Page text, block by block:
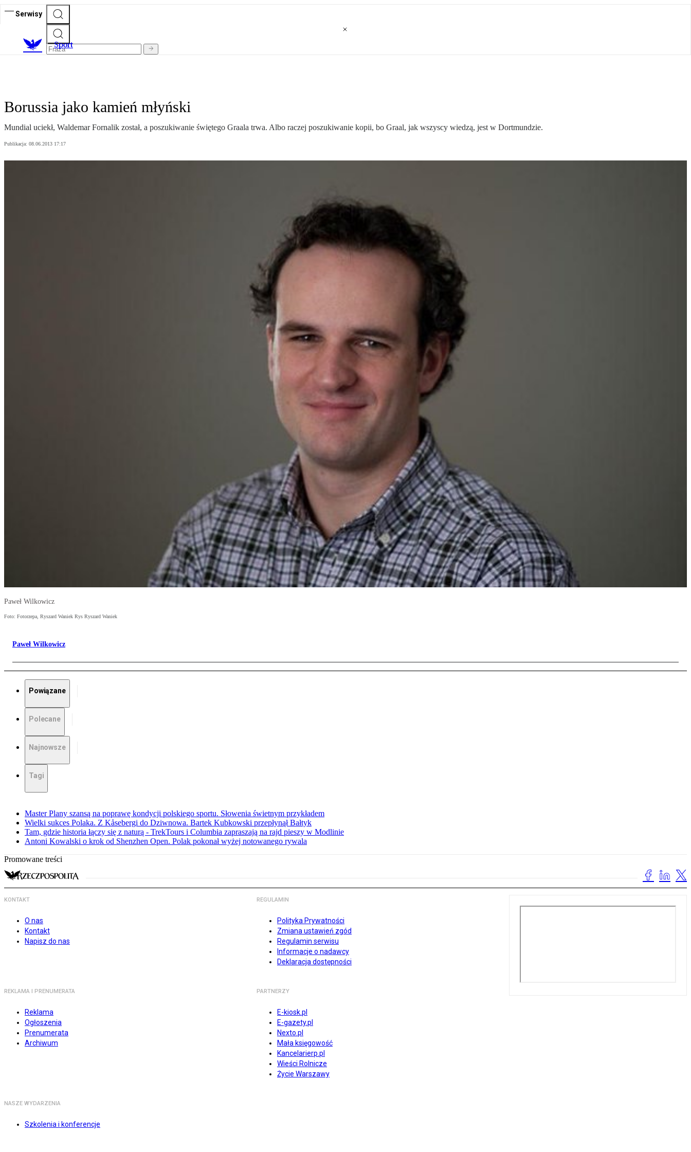
Serwisy
Sport
Borussia jako kamień młyński
Mundial uciekł, Waldemar Fornalik został, a poszukiwanie świętego Graala trwa. Albo raczej poszukiwanie kopii, bo Graal, jak wszyscy wiedzą, jest w Dortmundzie.
Publikacja: 08.06.2013 17:17
Paweł Wilkowicz
Foto: Fotorzepa, Ryszard Waniek Rys Ryszard Waniek
Paweł Wilkowicz
Powiązane
Polecane
Najnowsze
Tagi
Master Plany szansą na poprawę kondycji polskiego sportu. Słowenia świetnym przykładem
Wielki sukces Polaka. Z Kåsebergi do Dziwnowa. Bartek Kubkowski przepłynął Bałtyk
Tam, gdzie historia łączy się z naturą - TrekTours i Columbia zapraszają na rajd pieszy w Modlinie
Antoni Kowalski o krok od Shenzhen Open. Polak pokonał wyżej notowanego rywala
Promowane treści
KONTAKT
O nas
Kontakt
Napisz do nas
REGULAMIN
Polityka Prywatności
Zmiana ustawień zgód
Regulamin serwisu
Informacje o nadawcy
Deklaracja dostępności
REKLAMA I PRENUMERATA
Reklama
Ogłoszenia
Prenumerata
Archiwum
PARTNERZY
E-kiosk.pl
E-gazety.pl
Nexto.pl
Mała księgowość
Kancelarierp.pl
Wieści Rolnicze
Życie Warszawy
NASZE WYDARZENIA
Szkolenia i konferencje